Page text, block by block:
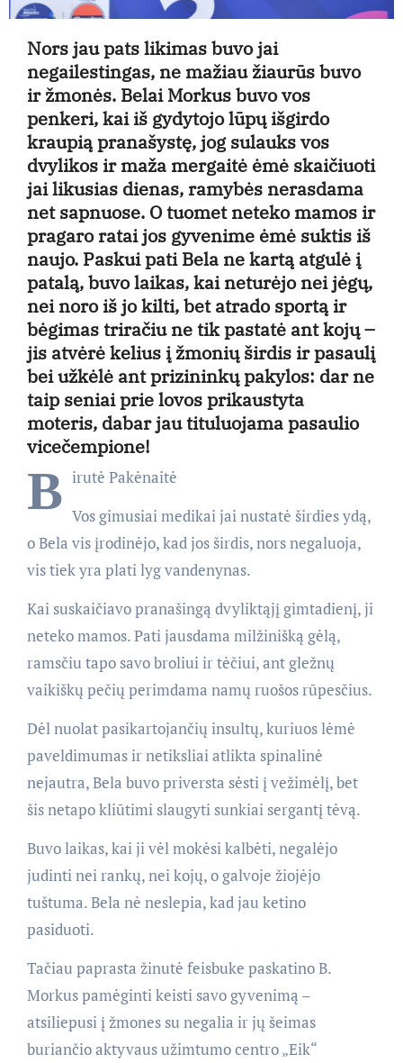
Nors jau pats likimas buvo jai
negailestingas, ne mažiau žiaurūs buvo
ir žmonės. Belai Morkus buvo vos
penkeri, kai iš gydytojo lūpų išgirdo
kraupią pranašystę, jog sulauks vos
dvylikos ir maža mergaitė ėmė skaičiuoti
jai likusias dienas, ramybės nerasdama
net sapnuose. O tuomet neteko mamos ir
pragaro ratai jos gyvenime ėmė suktis iš
naujo. Paskui pati Bela ne kartą atgulė į
patalą, buvo laikas, kai neturėjo nei jėgų,
nei noro iš jo kilti, bet atrado sportą ir
bėgimas triračiu ne tik pastatė ant kojų –
jis atvėrė kelius į žmonių širdis ir pasaulį
bei užkėlė ant prizininkų pakylos: dar ne
taip seniai prie lovos prikaustyta
moteris, dabar jau tituluojama pasaulio
vicečempione!
B irutė Pakėnaitė
Vos gimusiai medikai jai nustatė širdies ydą,
o Bela vis įrodinėjo, kad jos širdis, nors negaluoja,
vis tiek yra plati lyg vandenynas.
Kai suskaičiavo pranašingą dvyliktąjį gimtadienį, ji
neteko mamos. Pati jausdama milžinišką gėlą,
ramsčiu tapo savo broliui ir tėčiui, ant gležnų
vaikiškų pečių perimdama namų ruošos rūpesčius.
Dėl nuolat pasikartojančių insultų, kuriuos lėmė
paveldimumas ir netiksliai atlikta spinalinė
nejautra, Bela buvo priversta sėsti į vežimėlį, bet
šis netapo kliūtimi slaugyti sunkiai sergantį tėvą.
Buvo laikas, kai ji vėl mokėsi kalbėti, negalėjo
judinti nei rankų, nei kojų, o galvoje žiojėjo
tuštuma. Bela nė neslepia, kad jau ketino
pasiduoti.
Tačiau paprasta žinutė feisbuke paskatino B.
Morkus pamėginti keisti savo gyvenimą –
atsiliepusi į žmones su negalia ir jų šeimas
buriančio aktyvaus užimtumo centro „Eik“